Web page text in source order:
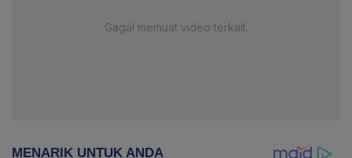
Gagal memuat video terkait.